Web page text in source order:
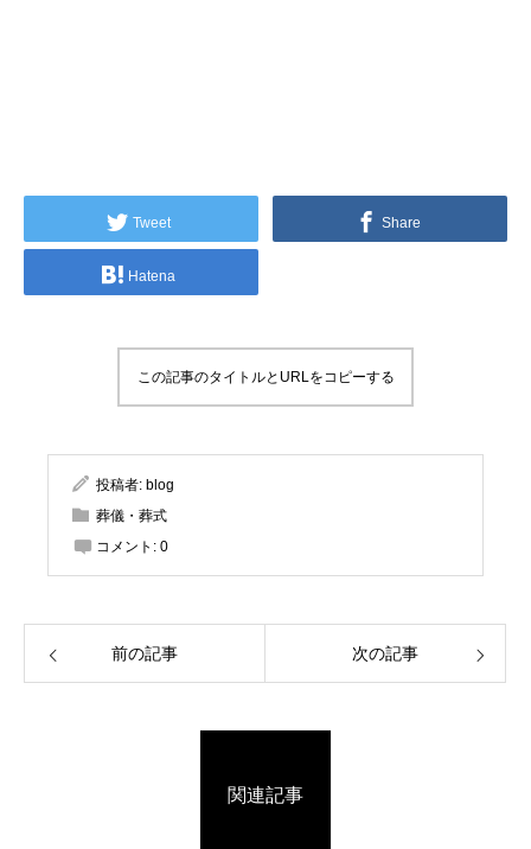
Tweet Share
Hatena
この記事のタイトルとURLをコピーする
投稿者: blog
葬儀・葬式
コメント: 0
前の記事 次の記事
関連記事